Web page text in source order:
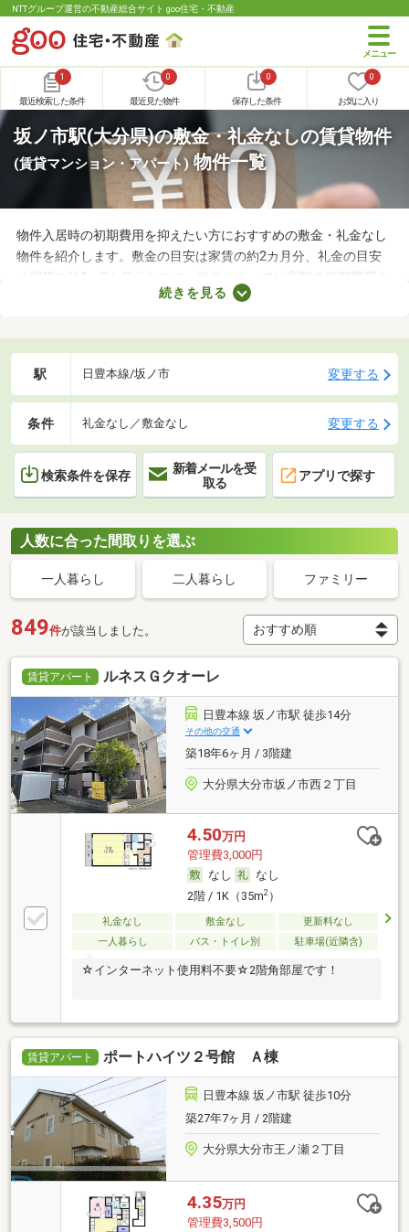
NTTグループ運営の不動産総合サイト goo住宅・不動産
1
最近検索した条件
0
最近見た物件
0
保存した条件
0
お気に入り
坂ノ市駅(大分県)の敷金・礼金なしの賃貸物件
(賃貸マンション・アパート) 物件一覧
物件入居時の初期費用を抑えたい方におすすめの敷金・礼金なし
物件を紹介します。敷金の目安は家賃の約2カ月分、礼金の目安
は家賃の約1～2カ月分なので、物件によっては高額の初期費用を
用意しなければなりません。新生活に必要な家具や家電、インテ
部屋を見つけましょう。
続きを見る
駅 日豊本線/坂ノ市 変更する
条件 礼金なし／敷金なし 変更する
検索条件を保存
新着メールを受
取る
アプリで探す
人数に合った間取りを選ぶ
一人暮らし 二人暮らし ファミリー
849件が該当しました。
賃貸アパート ルネスＧクオーレ
日豊本線 坂ノ市駅 徒歩14分
その他の交通
築18年6ヶ月 / 3階建
大分県大分市坂ノ市西２丁目
4.50万円
管理費3,000円
なし
なし
2階 / 1K（35m2）
礼金なし 敷金なし
更新料なし
一人暮らし
バス・トイレ別 駐車場(近隣含)
☆インターネット使用料不要☆2階角部屋です！
賃貸アパート ポートハイツ２号館 Ａ棟
日豊本線 坂ノ市駅 徒歩10分
築27年7ヶ月 / 2階建
大分県大分市王ノ瀬２丁目
4.35万円
管理費3,500円